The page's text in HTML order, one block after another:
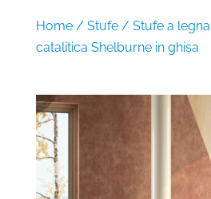
Home/ Stufe/ Stufe a legna
catalitica Shelburne in ghisa